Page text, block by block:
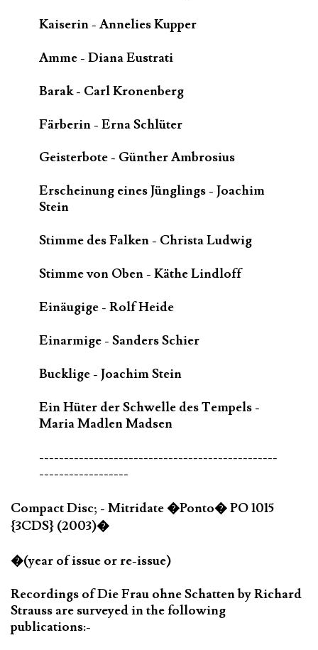
Kaiserin - Annelies Kupper
Amme - Diana Eustrati
Barak - Carl Kronenberg
Färberin - Erna Schlüter
Geisterbote - Günther Ambrosius
Erscheinung eines Jünglings - Joachim
Stein
Stimme des Falken - Christa Ludwig
Stimme von Oben - Käthe Lindloff
Einäugige - Rolf Heide
Einarmige - Sanders Schier
Bucklige - Joachim Stein
Ein Hüter der Schwelle des Tempels -
Maria Madlen Madsen
------------------------------------------------
------------------
Compact Disc; - Mitridate �Ponto� PO 1015
{3CDS} (2003)�
�(year of issue or re-issue)
Recordings of Die Frau ohne Schatten by Richard
Strauss are surveyed in the following
publications:-